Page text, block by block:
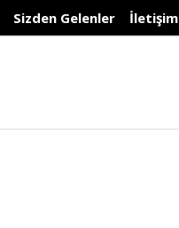
Sizden Gelenler İletişim